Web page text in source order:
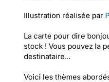
Illustration réalisée par
La carte pour dire
stock ! Vous pouvez la
destinataire...
Voici les thèmes